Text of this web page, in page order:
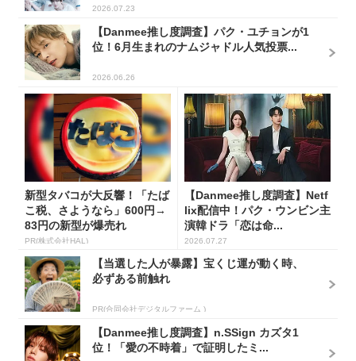
2026.07.23
【Danmee推し度調査】パク・ユチョンが1
位！6月生まれのナムジャドル人気投票...
2026.06.26
新型タバコが大反響！「たば
こ税、さようなら」600円→
83円の新型が爆売れ
PR(株式会社HAL)
【Danmee推し度調査】Netf
lix配信中！パク・ウンビン主
演韓ドラ「恋は命...
2026.07.27
【当選した人が暴露】宝くじ運が動く時、
必ずある前触れ
PR(合同会社デジタルファーム )
【Danmee推し度調査】n.SSign カズタ1
位！「愛の不時着」で証明したミ...